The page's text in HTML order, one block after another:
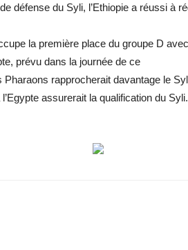
défense du Syli, l’Ethiopie a réussi à
la première place du groupe D
prévu dans la journée de ce
rapprocherait davantage le
assurerait la qualification du Syli.